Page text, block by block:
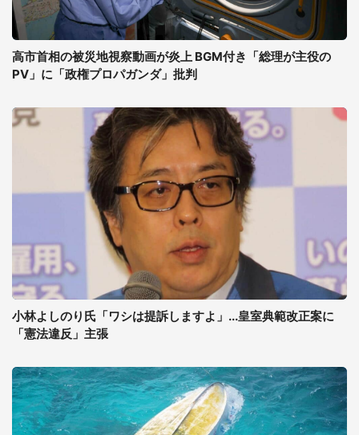
高市首相の被災地視察動画が炎上 BGM付き「総理が主役の
PV」に「政権プロパガンダ」批判
小林よしのり氏「ワシは提訴しますよ」...皇室典範改正案に
「憲法違反」主張